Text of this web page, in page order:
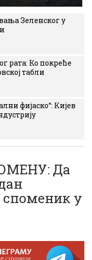
Зеленског у
рата: Ко покреће
табли
фијаско“: Кијев
Да
споменик у